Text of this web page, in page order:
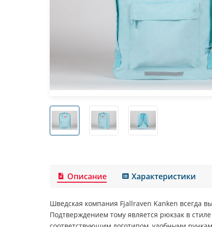
Описание Характеристики
Шведская компания Fjallraven Kanken всегда
Подтверждением тому является рюкзак в